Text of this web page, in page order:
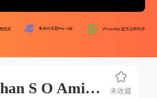
Jahangir Khan S O Amir Khan Alias Qalar Uddin 未收藏